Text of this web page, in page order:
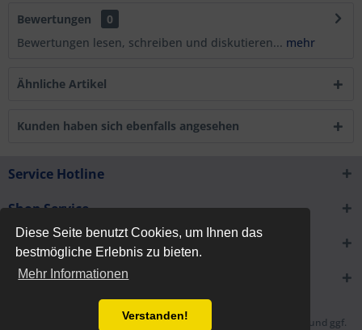
Diese Seite benutzt Cookies, um Ihnen das
bestmögliche Erlebnis zu bieten.
Mehr Informationen
Verstanden!
Bewertungen
0
Bewertungen lesen, schreiben und diskutieren... mehr
Ähnliche Artikel
Kunden haben sich ebenfalls angesehen
Service Hotline
Shop Service
Informationen
Newsletter
* Alle Preise inkl. gesetzl. Mehrwertsteuer zzgl. und ggf.